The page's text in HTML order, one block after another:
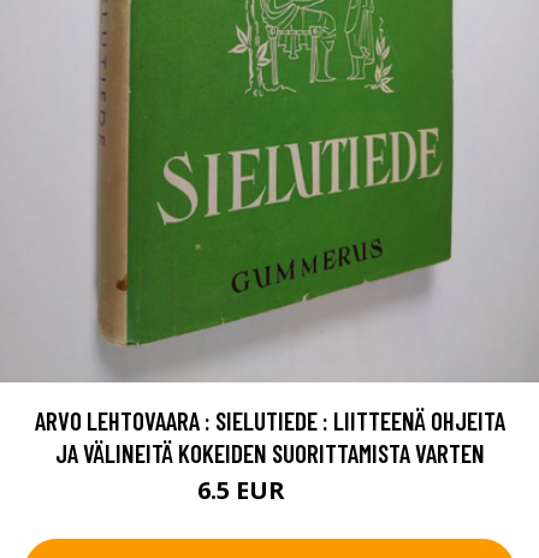
ARVO LEHTOVAARA : SIELUTIEDE : LIITTEENÄ OHJEITA
JA VÄLINEITÄ KOKEIDEN SUORITTAMISTA VARTEN
6.5 EUR